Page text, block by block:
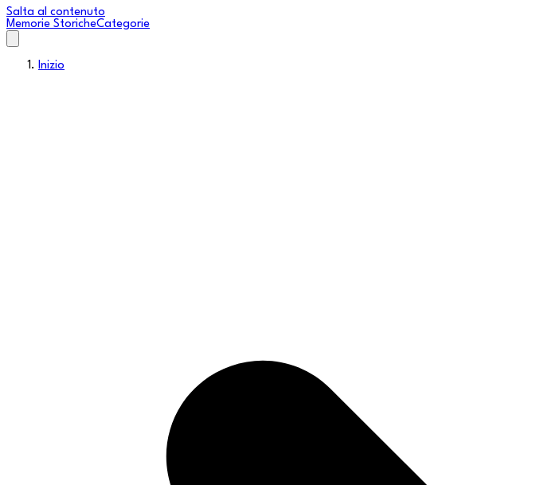
Salta al contenuto
Memorie StoricheCategorie
Inizio